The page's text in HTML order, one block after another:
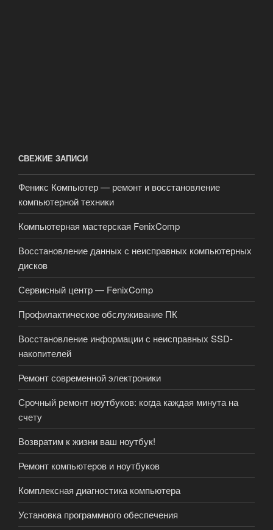
СВЕЖИЕ ЗАПИСИ
Феникс Компьютер — ремонт и восстановление
компьютерной техники
Компьютерная мастерская FenixComp
Восстановление данных с неисправных компьютерных
дисков
Сервисный центр — FenixComp
Профилактическое обслуживание ПК
Восстановление информации с неисправных SSD-
накопителей
Ремонт современной электроники
Срочный ремонт ноутбуков: когда каждая минута на
счету
Возвратим к жизни ваш ноутбук!
Ремонт компьютеров и ноутбуков
Комплексная диагностика компьютера
Установка программного обеспечения